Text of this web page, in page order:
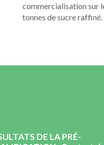
commercialisation sur
tonnes de sucre raffiné.
DE LA PRÉ-